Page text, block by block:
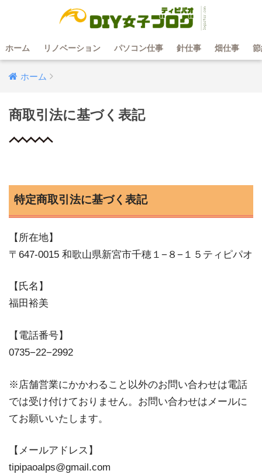
ホーム リノベーション パソコン仕事 針仕事 畑仕事
ホーム
商取引法に基づく表記
特定商取引法に基づく表記
【所在地】
〒647-0015 和歌山県新宮市千穂１−８−１５ティピパオ
【氏名】
福田裕美
【電話番号】
0735−22−2992
※店舗営業にかかわること以外のお問い合わせは電話
では受け付けておりません。お問い合わせはメールに
てお願いいたします。
【メールアドレス】
tipipaoalps@gmail.com